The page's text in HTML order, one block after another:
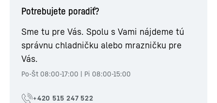
Potrebujete poradiť?
Sme tu pre Vás. Spolu s Vami nájdeme tú
správnu chladničku alebo mrazničku pre
Vás.
Po-Št 08:00-17:00 | Pi 08:00-15:00